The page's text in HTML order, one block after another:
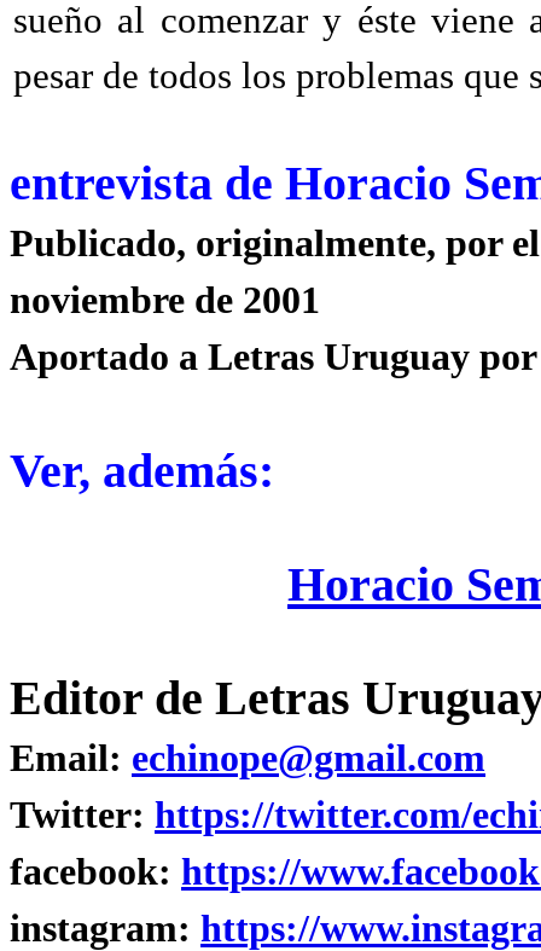
sueño al comenzar y éste
pesar de todos los problemas que
entrevista de Horacio
Publicado, originalmente, por
noviembre de 2001
Aportado a Letras Uruguay
Ver, además:
Horacio
Editor de Letras
Email: echinope@gmail.com
Twitter: https://twitter.com/
facebook: https://
instagram: https://